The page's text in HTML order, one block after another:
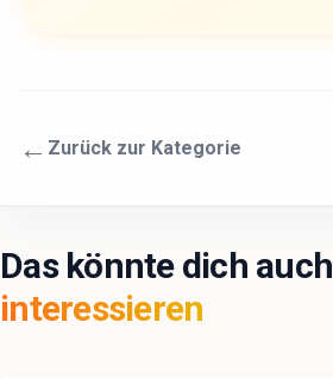
← Zurück zur Kategorie
Das könnte dich auch
interessieren